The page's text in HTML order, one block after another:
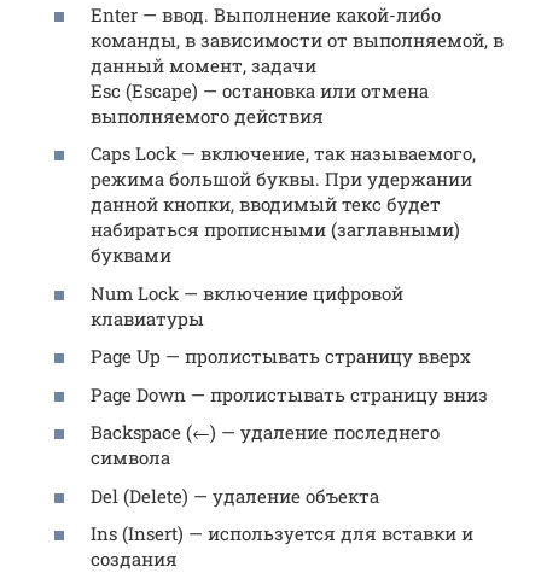
Enter — ввод. Выполнение какой-либо
команды, в зависимости от выполняемой, в
данный момент, задачи
Esc (Escape) — остановка или отмена
выполняемого действия
Caps Lock — включение, так называемого,
режима большой буквы. При удержании
данной кнопки, вводимый текс будет
набираться прописными (заглавными)
буквами
Num Lock — включение цифровой
клавиатуры
Page Up — пролистывать страницу вверх
Page Down — пролистывать страницу вниз
Backspace (←) — удаление последнего
символа
Del (Delete) — удаление объекта
Ins (Insert) — используется для вставки и
создания